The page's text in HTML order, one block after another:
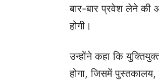
बार-बार प्रवेश लेने की
होगी।
उन्होंने कहा कि
होगा, जिसमें